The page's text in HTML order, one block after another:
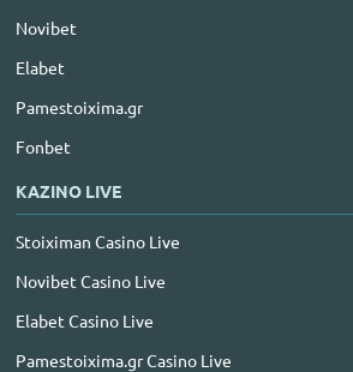
Novibet
Elabet
Pamestoixima.gr
Fonbet
ΚΑΖΙΝΟ LIVE
Stoiximan Casino Live
Novibet Casino Live
Elabet Casino Live
Pamestoixima.gr Casino Live